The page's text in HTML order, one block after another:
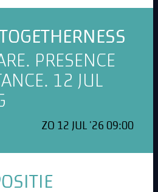
PRESENCE
12 JUL
ZO 12 JUL '26 09:00